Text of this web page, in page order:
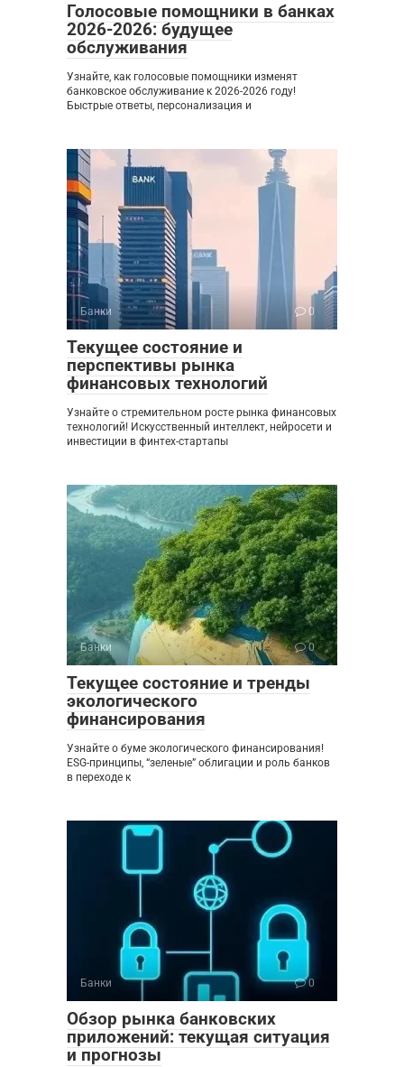
Голосовые помощники в банках
2026-2026: будущее
обслуживания
Узнайте, как голосовые помощники изменят
банковское обслуживание к 2026-2026 году!
Быстрые ответы, персонализация и
Банки 0
Текущее состояние и
перспективы рынка
финансовых технологий
Узнайте о стремительном росте рынка финансовых
технологий! Искусственный интеллект, нейросети и
инвестиции в финтех-стартапы
Банки 0
Текущее состояние и тренды
экологического
финансирования
Узнайте о буме экологического финансирования!
ESG-принципы, “зеленые” облигации и роль банков
в переходе к
Банки 0
Обзор рынка банковских
приложений: текущая ситуация
и прогнозы